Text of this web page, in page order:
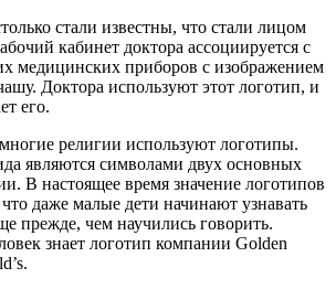
стали известны, что стали лицом
кабинет доктора ассоциируется с
медицинских приборов с изображением
Доктора используют этот логотип, и
его.
религии используют логотипы.
являются символами двух основных
В настоящее время значение логотипов
даже малые дети начинают узнавать
прежде, чем научились говорить.
знает логотип компании Golden